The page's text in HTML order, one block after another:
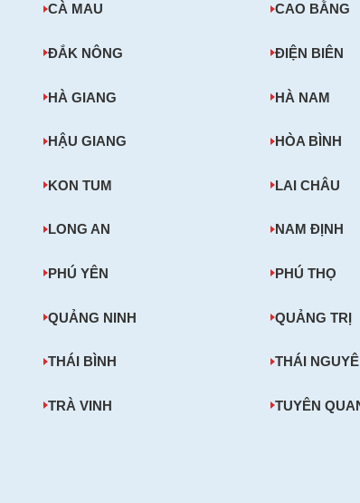
CÀ MAU CAO BẰNG
ĐẮK NÔNG ĐIỆN BIÊN
HÀ GIANG HÀ NAM
HẬU GIANG HÒA BÌNH
KON TUM LAI CHÂU
LONG AN NAM ĐỊNH
PHÚ YÊN PHÚ THỌ
QUẢNG NINH QUẢNG TRỊ
THÁI BÌNH THÁI
TRÀ VINH TUYÊN